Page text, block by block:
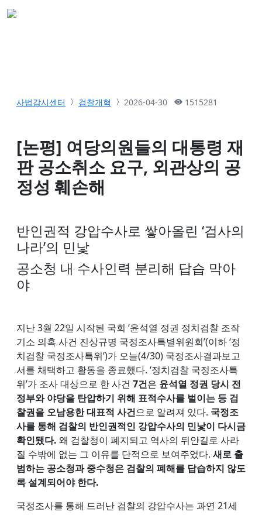
사법감시센터 검찰개혁 2026-04-30 1515281
[논평] 여당의원들의 대통령 재
판 공소취소 요구, 외관상의 공
정성 훼손해
반인권적 강압수사로 쌓아올린 ‘검사의
나라’의 민낯
공소청 내 수사인력 분리해 답습 막아
야
지난 3월 22일 시작된 국회 ‘윤석열 정권 정치검찰 조작
기소 의혹 사건 진상규명 국정조사특별위원회’(이하 ‘정
치검찰 국정조사특위’)가 오늘(4/30) 국정조사결과보고
서를 채택하고 활동을 종료했다. ‘정치검찰 국정조사특
위’가 조사 대상으로 한 사건 7건은 윤석열 정권 당시 전
정부와 야당을 탄압하기 위해 표적수사를 벌이는 등 검
찰권을 오남용한 대표적 사건으로 알려져 있다. 국정조
사를 통해 검찰의 반인권적인 강압수사의 민낯이 다시금
확인됐다. 왜 검찰청이 폐지되고 역사의 뒤안길로 사라
질 수밖에 없는 그 이유를 단적으로 보여주었다. 새로 출
범하는 공소청과 중수청은 검찰의 폐해를 답습하지 않도
록 설계되어야 한다.
국정조사를 통해 드러난 검찰의 강압수사는 과연 21세